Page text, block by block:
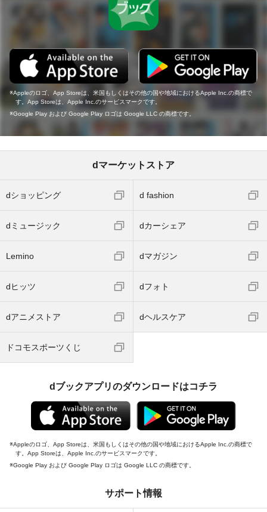
Appleのロゴ、App Storeは、米国もしくはその他の国や地域におけるApple Inc.の商標で
す。App Storeは、Apple Inc.のサービスマークです。
Google Play および Google Play ロゴは Google LLC の商標です。
dマーケットストア
dショッピング d fashion
dミュージック dカーシェア
Lemino dマガジン
dヒッツ dフォト
dアニメストア dヘルスケア
ドコモスポーツくじ
dブックアプリのダウンロードはコチラ
Appleのロゴ、App Storeは、米国もしくはその他の国や地域におけるApple Inc.の商標で
す。App Storeは、Apple Inc.のサービスマークです。
Google Play および Google Play ロゴは Google LLC の商標です。
サポート情報